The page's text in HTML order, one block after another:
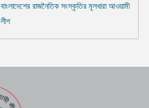
বাংলাদেশের রাজনৈতিক সংস্কৃতির মূলধারা আওয়ামী
লীগ